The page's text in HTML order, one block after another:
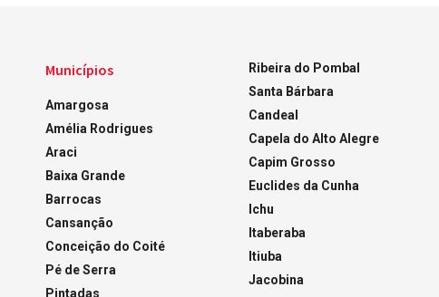
Municípios
Amargosa
Amélia Rodrigues
Araci
Baixa Grande
Barrocas
Cansanção
Conceição do Coité
Pé de Serra
Pintadas
Ribeira do Pombal
Santa Bárbara
Candeal
Capela do Alto Alegre
Capim Grosso
Euclides da Cunha
Ichu
Itaberaba
Itiuba
Jacobina